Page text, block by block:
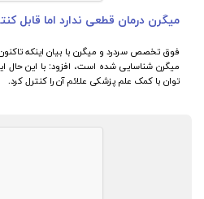
میگرن درمان قطعی ندارد اما قابل
میگرن شناسایی شده است، افزود: با این حال
توان با کمک علم پزشکی علائم آن را کنترل کرد.